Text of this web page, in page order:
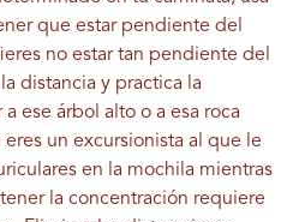
que estar pendiente del
no estar tan pendiente del
distancia y practica la
ese árbol alto o a esa roca
un excursionista al que le
en la mochila mientras
la concentración requiere